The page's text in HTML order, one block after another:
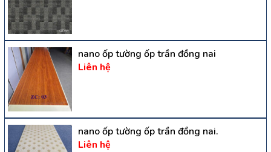
nano ốp tường ốp trần đồng nai
Liên hệ
nano ốp tường ốp trần đồng nai.
Liên hệ